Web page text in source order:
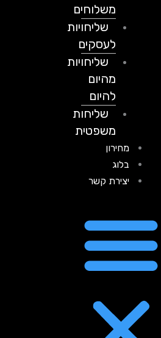
משלוחים
שליחויות
לעסקים
שליחויות
מהיום
להיום
שליחות
משפטית
מחירון
בלוג
יצירת קשר